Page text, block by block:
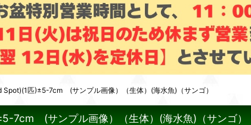
Spot)(1匹)±5-7cm (サンプル画像）（生体）(海水魚)（サンゴ）
7cm (サンプル画像）（生体）(海水魚)（サンゴ）